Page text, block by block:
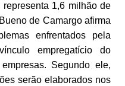
1,6 milhão de
de Camargo afirma
enfrentados pela
empregatício do
Segundo ele,
serão elaborados nos